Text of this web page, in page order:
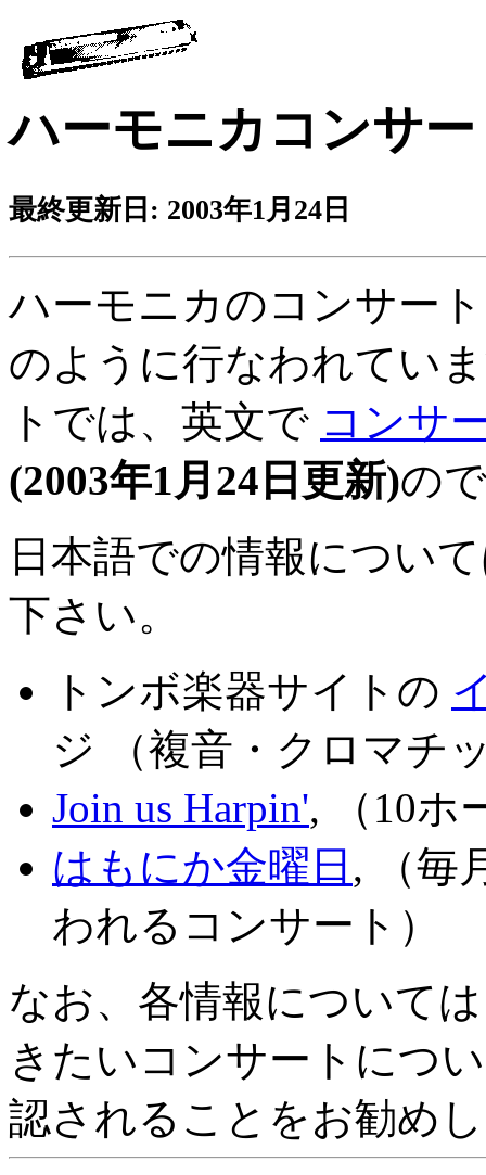
ハーモニカコンサ
最終更新日: 2003年1月24日
ハーモニカのコンサー
のように行なわれてい
トでは、英文で コンサ
(2003年1月24日更新)の
日本語での情報につい
下さい。
トンボ楽器サイトの
ジ （複音・クロマチ
Join us Harpin', （10ホ
はもにか金曜日 , （毎
われるコンサート）
なお、各情報について
きたいコンサートにつ
認されることをお勧め